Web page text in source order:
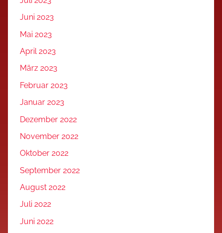
Juni 2023
Mai 2023
April 2023
März 2023
Februar 2023
Januar 2023
Dezember 2022
November 2022
Oktober 2022
September 2022
August 2022
Juli 2022
Juni 2022